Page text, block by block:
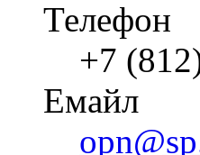
Телефон
+7
Емайл